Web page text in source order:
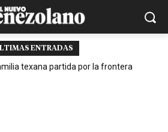
ENTRADAS
texana partida por la frontera